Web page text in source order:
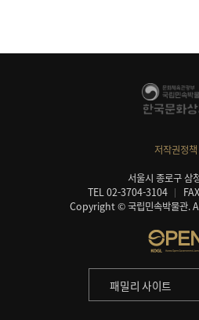
저작권정책
서울시 종로구 삼
TEL 02-3704-3104
Copyright © 국립민속박물관.
패밀리 사이트